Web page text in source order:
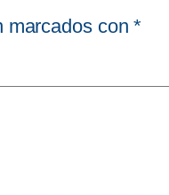
marcados con*